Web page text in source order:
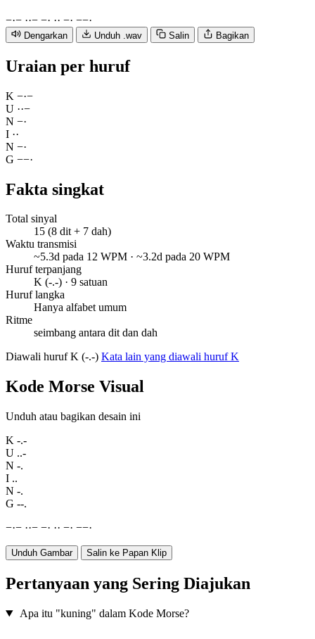
−·− ··− −· ·· −· −−·
Dengarkan Unduh .wav Salin Bagikan
Uraian per huruf
K −·−
U ··−
N −·
I ··
N −·
G −−·
Fakta singkat
Total sinyal
15 (8 dit + 7 dah)
Waktu transmisi
~5.3d pada 12 WPM · ~3.2d pada 20 WPM
Huruf terpanjang
K (-.-) · 9 satuan
Huruf langka
Hanya alfabet umum
Ritme
seimbang antara dit dan dah
Diawali huruf K (-.-) Kata lain yang diawali huruf K
Kode Morse Visual
Unduh atau bagikan desain ini
K -.-
U ..-
N -.
I ..
N -.
G --.
−·− ··− −· ·· −· −−·
Unduh Gambar Salin ke Papan Klip
Pertanyaan yang Sering Diajukan
Apa itu "kuning" dalam Kode Morse?